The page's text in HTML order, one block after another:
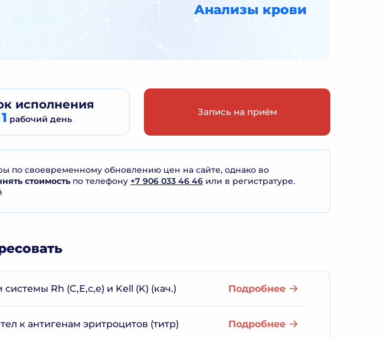
Анализы крови
исполнения
1 рабочий день
Запись на приём
по своевременному обновлению цен на сайте, однако во
стоимостьпо телефону +7 906 033 46 46 или в регистратуре.
Rh (C,E,c,e) и Kell (K) (кач.) Подробнее
к антигенам эритроцитов (титр) Подробнее